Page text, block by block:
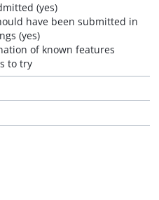
(yes)
have been submitted in
(yes)
of known features
to try